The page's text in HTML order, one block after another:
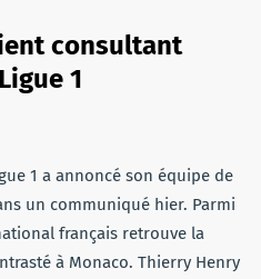
consultant
1
1 a annoncé son équipe de
un communiqué hier. Parmi
français retrouve la
à Monaco. Thierry Henry